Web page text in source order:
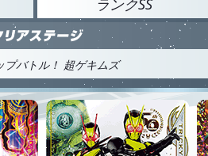
プバトル！ 超ゲキムズ